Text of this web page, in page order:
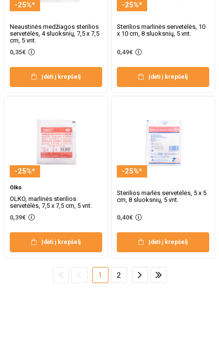
-25%*
Neaustinės medžiagos sterilios
servetėlės, 4 sluoksnių, 7,5 x 7,5
cm, 5 vnt.
0,35€
Įdėti į krepšelį
-25%*
Sterilios marlinės servetėlės, 10
x 10 cm, 8 sluoksnių, 5 vnt.
0,49€
Įdėti į krepšelį
-25%*
Olko
OLKO, marlinės sterilios
servetėlės, 7,5 x 7,5 cm, 5 vnt.
0,39€
Įdėti į krepšelį
-25%*
Sterilios marlės servetėlės, 5 x 5
cm, 8 sluoksnių, 5 vnt.
0,40€
Įdėti į krepšelį
1 2